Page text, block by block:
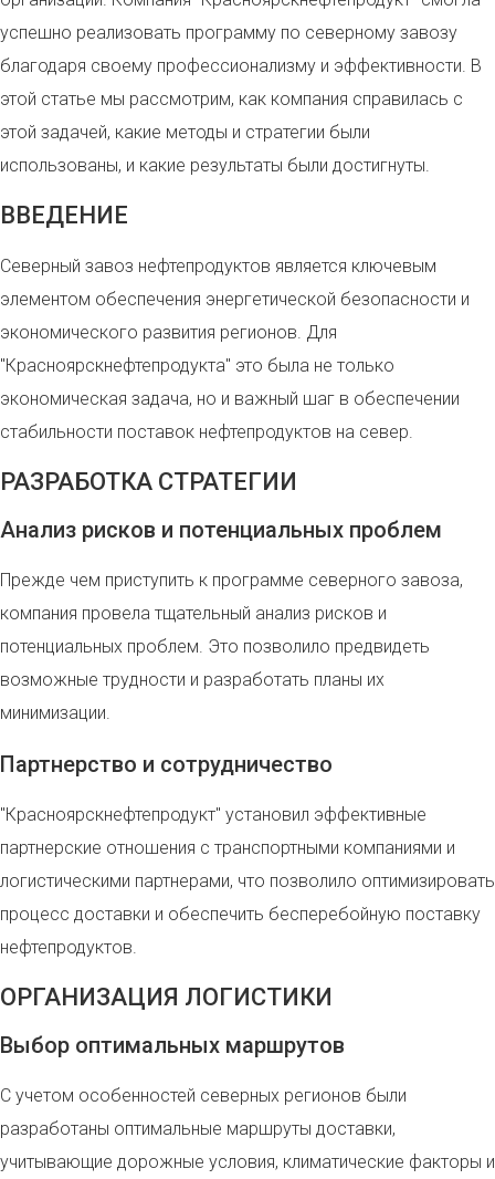
успешно реализовать программу по северному завозу
благодаря своему профессионализму и эффективности. В
этой статье мы рассмотрим, как компания справилась с
этой задачей, какие методы и стратегии были
использованы, и какие результаты были достигнуты.
ВВЕДЕНИЕ
Северный завоз нефтепродуктов является ключевым
элементом обеспечения энергетической безопасности и
экономического развития регионов. Для
"Красноярскнефтепродукта" это была не только
экономическая задача, но и важный шаг в обеспечении
стабильности поставок нефтепродуктов на север.
РАЗРАБОТКА СТРАТЕГИИ
Анализ рисков и потенциальных проблем
Прежде чем приступить к программе северного завоза,
компания провела тщательный анализ рисков и
потенциальных проблем. Это позволило предвидеть
возможные трудности и разработать планы их
минимизации.
Партнерство и сотрудничество
"Красноярскнефтепродукт" установил эффективные
партнерские отношения с транспортными компаниями и
логистическими партнерами, что позволило оптимизировать
процесс доставки и обеспечить бесперебойную поставку
нефтепродуктов.
ОРГАНИЗАЦИЯ ЛОГИСТИКИ
Выбор оптимальных маршрутов
С учетом особенностей северных регионов были
разработаны оптимальные маршруты доставки,
учитывающие дорожные условия, климатические факторы и